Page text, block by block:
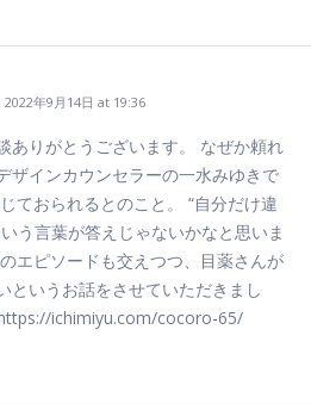
年9月14日 at 19:36
ありがとうございます。 なぜか頼れ
ザインカウンセラーの一水みゆきで
ておられるとのこと。 “自分だけ違
う言葉が答えじゃないかなと思いま
エピソードも交えつつ、目薬さんが
というお話をさせていただきまし
ichimiyu.com/cocoro-65/